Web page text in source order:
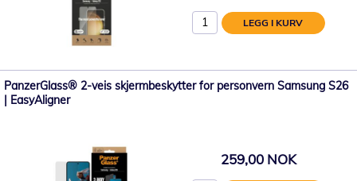
LEGG I KURV
PanzerGlass® 2-veis skjermbeskytter for personvern Samsung S26
| EasyAligner
259,00 NOK